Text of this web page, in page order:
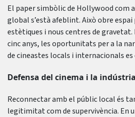
El paper simbòlic de Hollywood com
global s’està afeblint. Això obre espai
estètiques i nous centres de gravetat.
cinc anys, les oportunitats per a la
de cineastes locals i internacionals
Defensa del cinema i la
Reconnectar amb el públic local és
legitimitat com de supervivència. En